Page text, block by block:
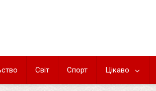
Світ Спорт Цікаво